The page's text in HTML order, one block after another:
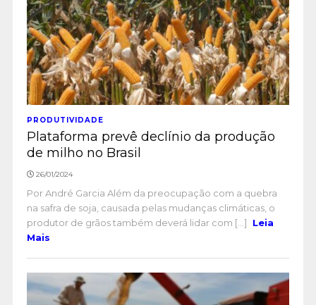
PRODUTIVIDADE
Plataforma prevê declínio da produção
de milho no Brasil
26/01/2024
Por André Garcia Além da preocupação com a quebra
na safra de soja, causada pelas mudanças climáticas, o
produtor de grãos também deverá lidar com [...]
Leia
Mais